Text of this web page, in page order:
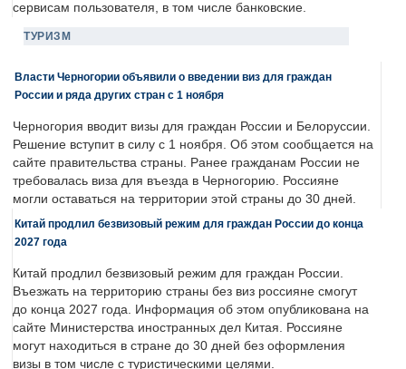
сервисам пользователя, в том числе банковские.
ТУРИЗМ
Власти Черногории объявили о введении виз для граждан
России и ряда других стран с 1 ноября
Черногория вводит визы для граждан России и Белоруссии.
Решение вступит в силу с 1 ноября. Об этом сообщается на
сайте правительства страны. Ранее гражданам России не
требовалась виза для въезда в Черногорию. Россияне
могли оставаться на территории этой страны до 30 дней.
Китай продлил безвизовый режим для граждан России до конца
2027 года
Китай продлил безвизовый режим для граждан России.
Въезжать на территорию страны без виз россияне смогут
до конца 2027 года. Информация об этом опубликована на
сайте Министерства иностранных дел Китая. Россияне
могут находиться в стране до 30 дней без оформления
визы в том числе с туристическими целями.